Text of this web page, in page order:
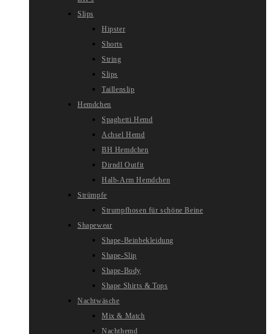
Slips
Hipster
Shorts
String
Slips
Taillenslip
Hemdchen
Spaghetti Hemd
Achsel Hemd
BH Hemdchen
Dirndl Outfit
Halb-Arm Hemdchen
Strümpfe
Strumpfhosen für schöne Beine
Shapewear
Shape-Beinbekleidung
Shape-Slip
Shape-Body
Shape Shirts & Tops
Nachtwäsche
Mix & Match
Nachthemd